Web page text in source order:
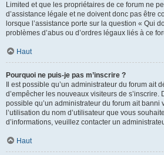
Limited et que les propriétaires de ce forum ne
d’assistance légale et ne doivent donc pas être
lorsque l’assistance porte sur la question « Qui
problèmes d’abus ou d’ordres légaux liés à ce
Haut
Pourquoi ne puis-je pas m’inscrire ?
Il est possible qu’un administrateur du forum ait
d’empêcher les nouveaux visiteurs de s’inscrire.
possible qu’un administrateur du forum ait banni
l’utilisation du nom d’utilisateur que vous
d’informations, veuillez contacter un
Haut